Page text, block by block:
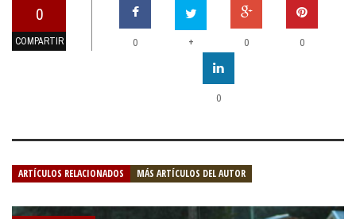
0
COMPARTIR 0 + 0 0
0
ARTÍCULOS RELACIONADOS MÁS ARTÍCULOS DEL AUTOR